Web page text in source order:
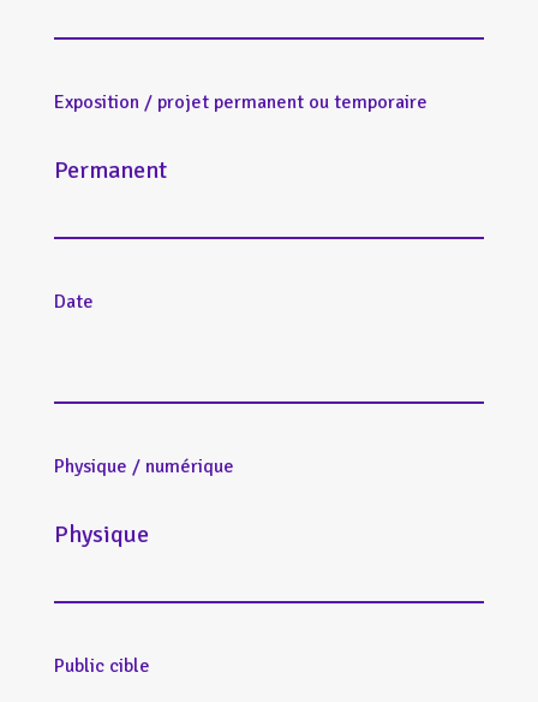
Exposition / projet permanent ou temporaire
Permanent
Date
Physique / numérique
Physique
Public cible